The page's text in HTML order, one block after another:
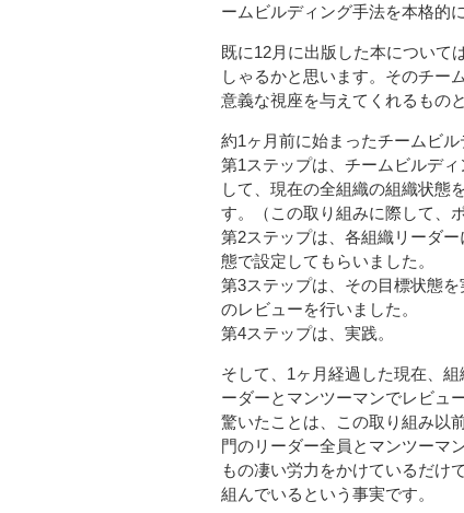
ームビルディング手法を本格的
既に12月に出版した本について
しゃるかと思います。そのチー
意義な視座を与えてくれるもの
約1ヶ月前に始まったチームビ
第1ステップは、チームビルデ
して、現在の全組織の組織状態
す。（この取り組みに際して、
第2ステップは、各組織リーダ
態で設定してもらいました。
第3ステップは、その目標状態
のレビューを行いました。
第4ステップは、実践。
そして、1ヶ月経過した現在、
ーダーとマンツーマンでレビュ
驚いたことは、この取り組み以
門のリーダー全員とマンツーマ
もの凄い労力をかけているだけ
組んでいるという事実です。